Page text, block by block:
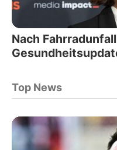
Nach
Top News